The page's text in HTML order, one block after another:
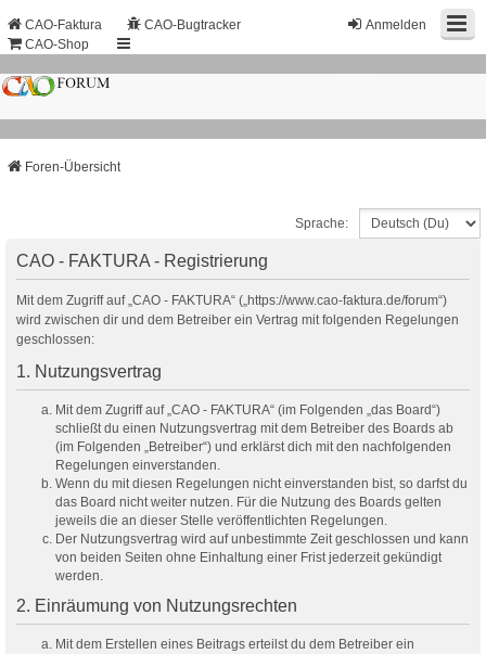
Anmelden
CAO-Faktura
CAO-Bugtracker
CAO-Shop
Foren-Übersicht
Sprache:
CAO - FAKTURA - Registrierung
Mit dem Zugriff auf „CAO - FAKTURA“ („https://www.cao-faktura.de/forum“)
wird zwischen dir und dem Betreiber ein Vertrag mit folgenden Regelungen
geschlossen:
1. Nutzungsvertrag
Mit dem Zugriff auf „CAO - FAKTURA“ (im Folgenden „das Board“)
schließt du einen Nutzungsvertrag mit dem Betreiber des Boards ab
(im Folgenden „Betreiber“) und erklärst dich mit den nachfolgenden
Regelungen einverstanden.
Wenn du mit diesen Regelungen nicht einverstanden bist, so darfst du
das Board nicht weiter nutzen. Für die Nutzung des Boards gelten
jeweils die an dieser Stelle veröffentlichten Regelungen.
Der Nutzungsvertrag wird auf unbestimmte Zeit geschlossen und kann
von beiden Seiten ohne Einhaltung einer Frist jederzeit gekündigt
werden.
2. Einräumung von Nutzungsrechten
Mit dem Erstellen eines Beitrags erteilst du dem Betreiber ein